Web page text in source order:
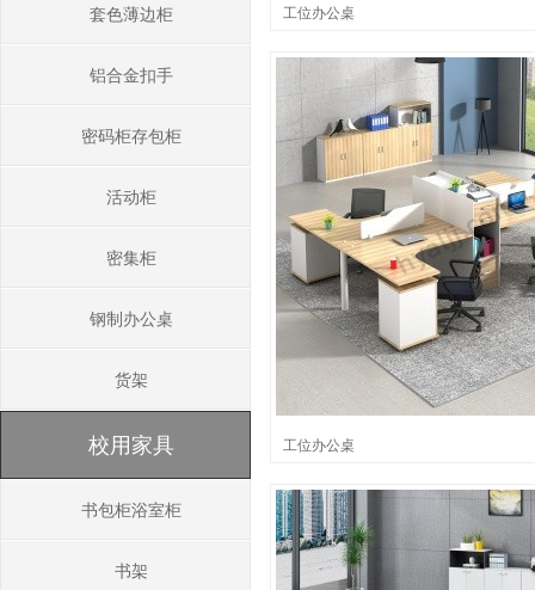
套色薄边柜
铝合金扣手
密码柜存包柜
活动柜
密集柜
钢制办公桌
货架
校用家具
书包柜浴室柜
书架
工位办公桌
工位办公桌